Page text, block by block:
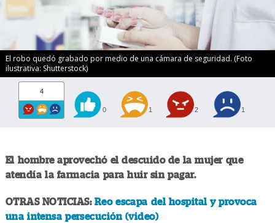
El robo quedó grabado por medio de una cámara de seguridad. (Foto
ilustrativa: Shutterstock)
4
0 1 2 1
El hombre aprovechó el descuido de la mujer que
atendía la farmacia para huir sin pagar.
OTRAS NOTICIAS: Reo escapa del hospital y provoca
una intensa persecución (video)